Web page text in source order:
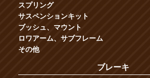
スプリング
サスペンションキット
ブッシュ、マウント
ロワアーム、サブフレーム
その他
ブレーキ